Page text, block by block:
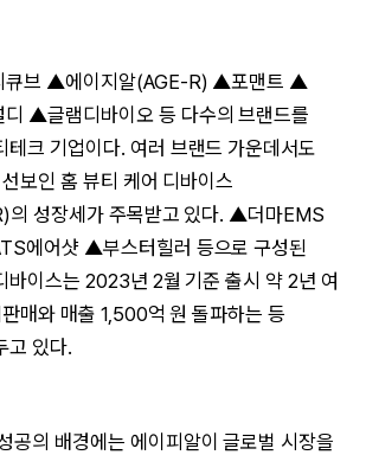
큐브 ▲에이지알(AGE-R) ▲포맨트 ▲
▲글램디바이오 등 다수의 브랜드를
테크 기업이다. 여러 브랜드 가운데서도
보인 홈 뷰티 케어 디바이스
의 성장세가 주목받고 있다. ▲더마EMS
에어샷 ▲부스터힐러 등으로 구성된
바이스는 2023년 2월 기준 출시 약 2년 여
매와 매출 1,500억 원 돌파하는 등
고 있다.
공의 배경에는 에이피알이 글로벌 시장을